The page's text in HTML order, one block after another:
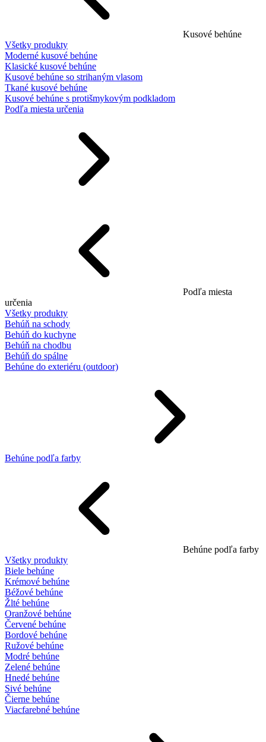
Kusové behúne
Všetky produkty
Moderné kusové behúne
Klasické kusové behúne
Kusové behúne so strihaným vlasom
Tkané kusové behúne
Kusové behúne s protišmykovým podkladom
Podľa miesta určenia
Podľa miesta
určenia
Všetky produkty
Behúň na schody
Behúň do kuchyne
Behúň na chodbu
Behúň do spálne
Behúne do exteriéru (outdoor)
Behúne podľa farby
Behúne podľa farby
Všetky produkty
Biele behúne
Krémové behúne
Béžové behúne
Žlté behúne
Oranžové behúne
Červené behúne
Bordové behúne
Ružové behúne
Modré behúne
Zelené behúne
Hnedé behúne
Sivé behúne
Čierne behúne
Viacfarebné behúne